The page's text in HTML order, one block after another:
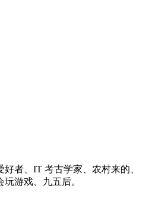
者、IT 考古学家、农村来的、
游戏、九五后。